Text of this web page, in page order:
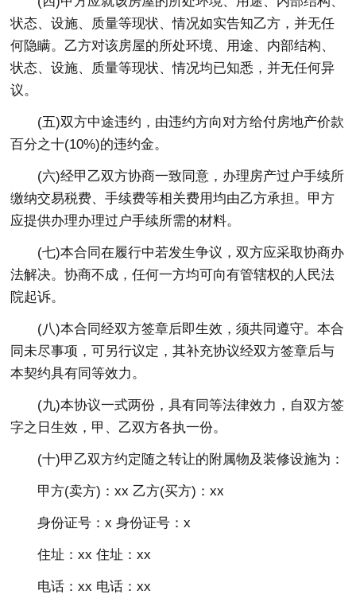
状态、设施、质量等现状、情况如实告知乙方，并无任
何隐瞒。乙方对该房屋的所处环境、用途、内部结构、
状态、设施、质量等现状、情况均已知悉，并无任何异
议。
(五)双方中途违约，由违约方向对方给付房地产价款
百分之十(10%)的违约金。
(六)经甲乙双方协商一致同意，办理房产过户手续所
缴纳交易税费、手续费等相关费用均由乙方承担。甲方
应提供办理办理过户手续所需的材料。
(七)本合同在履行中若发生争议，双方应采取协商办
法解决。协商不成，任何一方均可向有管辖权的人民法
院起诉。
(八)本合同经双方签章后即生效，须共同遵守。本合
同未尽事项，可另行议定，其补充协议经双方签章后与
本契约具有同等效力。
(九)本协议一式两份，具有同等法律效力，自双方签
字之日生效，甲、乙双方各执一份。
(十)甲乙双方约定随之转让的附属物及装修设施为：
甲方(卖方)：xx 乙方(买方)：xx
身份证号：x 身份证号：x
住址：xx 住址：xx
电话：xx 电话：xx